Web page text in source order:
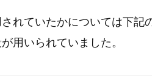
れていたかについては下記
用いられていました。